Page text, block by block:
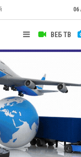
06
ВЕБ ТВ